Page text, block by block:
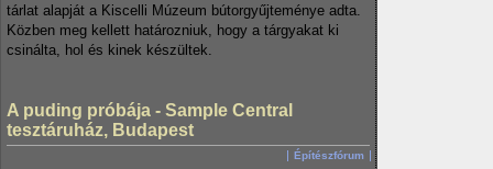
tárlat alapját a Kiscelli Múzeum bútorgyűjteménye adta.
Közben meg kellett határozniuk, hogy a tárgyakat ki
csinálta, hol és kinek készültek.
A puding próbája - Sample Central
tesztáruház, Budapest
Építészfórum